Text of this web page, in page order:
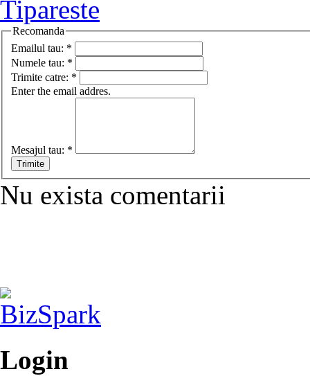
Tipareste
Recomanda
Emailul tau: *
Numele tau: *
Trimite catre: *
Enter the email addres.
Mesajul tau: *
Nu exista comentarii
Login